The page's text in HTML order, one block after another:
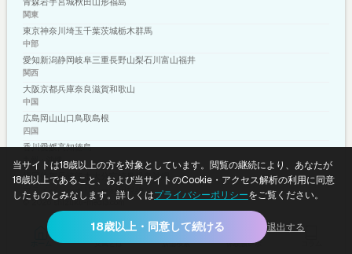
関東
東京神奈川 埼玉千葉茨城栃木群馬
中部
愛知新潟静岡岐阜三重長野山梨石川 富山福井
関西
大阪京都兵庫奈良滋賀和歌山
中国
広島 岡山山口鳥取島根
四国
香川愛媛高知徳島
九州・沖縄
福岡 佐賀長崎 熊本大分宮崎鹿児島沖縄
プライバシーポリシー
利用規約
© 2026 shizuku-media.com
女風とは 店舗検索 体験談レポ
当サイトは18歳以上の方を対象としています。閲覧の継続により、あなたが
18歳以上であること、および当サイトのCookie・アクセス解析の利用に同意
したものとみなします。詳しくはプライバシーポリシーをご覧ください。
18歳以上・同意して続ける 退出する